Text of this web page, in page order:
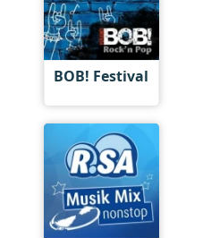
BOB! Festival